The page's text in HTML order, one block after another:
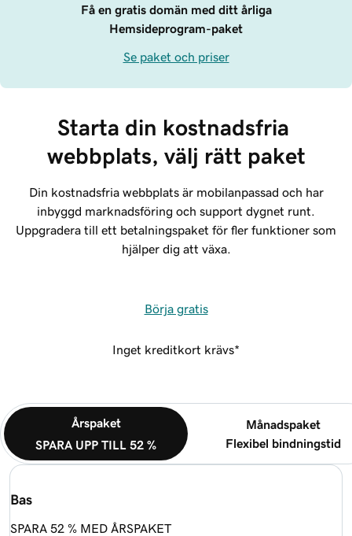
Få en gratis domän med ditt årliga
Hemsideprogram-paket
Se paket och priser
Starta din kostnadsfria
webbplats, välj rätt paket
Din kostnadsfria webbplats är mobilanpassad och har
inbyggd marknadsföring och support dygnet runt.
Uppgradera till ett betalningspaket för fler funktioner som
hjälper dig att växa.
Börja gratis
Inget kreditkort krävs*
Årspaket
SPARA UPP TILL 52 %
Månadspaket
Flexibel bindningstid
Bas
SPARA 52 % MED ÅRSPAKET